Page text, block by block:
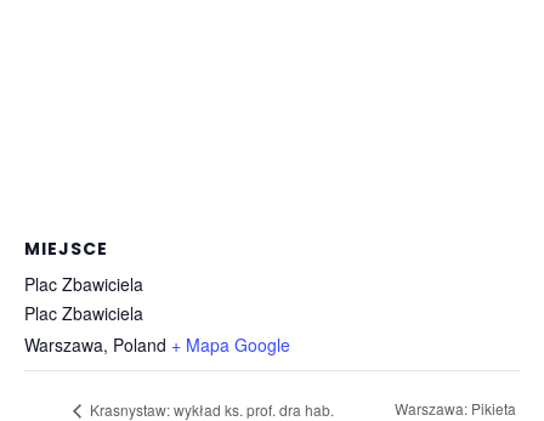
MIEJSCE
Plac Zbawiciela
Plac Zbawiciela
Warszawa, Poland + Mapa Google
Krasnystaw: wykład ks. prof. dra hab.
Warszawa: Pikieta